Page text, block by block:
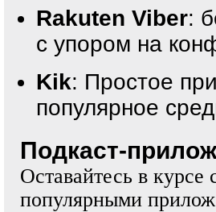
Rakuten Viber:
с упором на
Kik: Простое
популярное
Подкаст-
Оставайтесь в курсе
популярными